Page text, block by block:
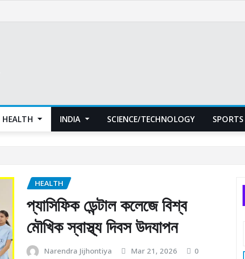
HEALTH INDIA SCIENCE/TECHNOLOGY SPORTS
HEALTH
প্যাসিফিক ডেন্টাল কলেজে বিশ্ব
মৌখিক স্বাস্থ্য দিবস উদযাপন
Narendra Jijhontiya Mar 21, 2026 0